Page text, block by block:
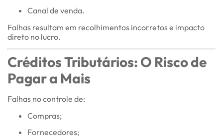
Canal de venda.
Falhas resultam em recolhimentos incorretos e impacto
direto no lucro.
Créditos Tributários: O Risco de
Pagar a Mais
Falhas no controle de:
Compras;
Fornecedores;